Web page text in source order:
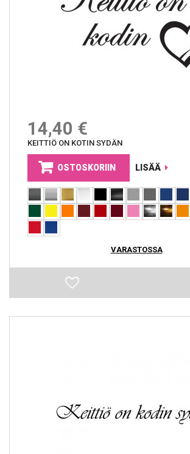
14,40 €
KEITTIÖ ON KOTIN SYDÄN
OSTOSKORIIN LISÄÄ
VARASTOSSA